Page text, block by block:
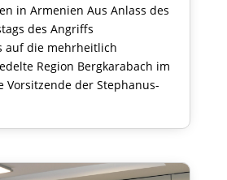
in Armenien Aus Anlass des
des Angriffs
auf die mehrheitlich
Region Bergkarabach im
Vorsitzende der Stephanus-